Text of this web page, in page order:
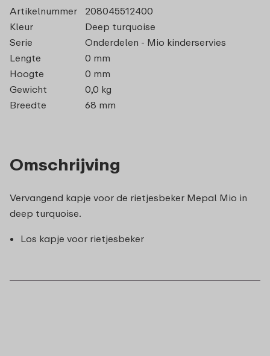
Omschrijving
Vervangend kapje voor de rietjesbeker Mepal Mio in
deep turquoise.
Los kapje voor rietjesbeker
Artikelnummer
208045512400
Kleur
Deep turquoise
Serie
Onderdelen - Mio kinderservies
Lengte
0 mm
Hoogte
0 mm
Gewicht
0,0 kg
Breedte
68 mm